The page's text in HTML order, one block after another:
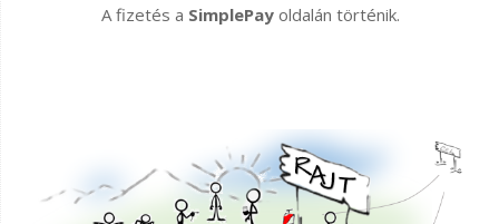
A fizetés a SimplePayoldalán történik.